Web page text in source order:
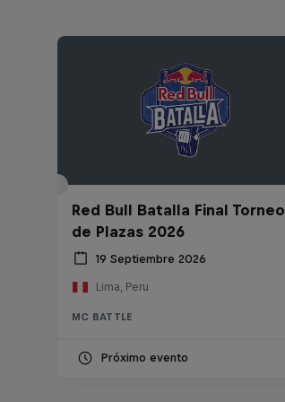
Red Bull Batalla Final Torneo
de Plazas 2026
19 Septiembre 2026
Lima, Peru
MC BATTLE
Próximo evento